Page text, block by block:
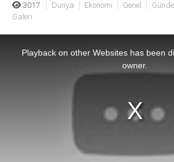
siteler
deneme
bonusu
siteler
3017 Dünya Ekonomi Genel
Galeri
Playback on other Websites has been
owner.